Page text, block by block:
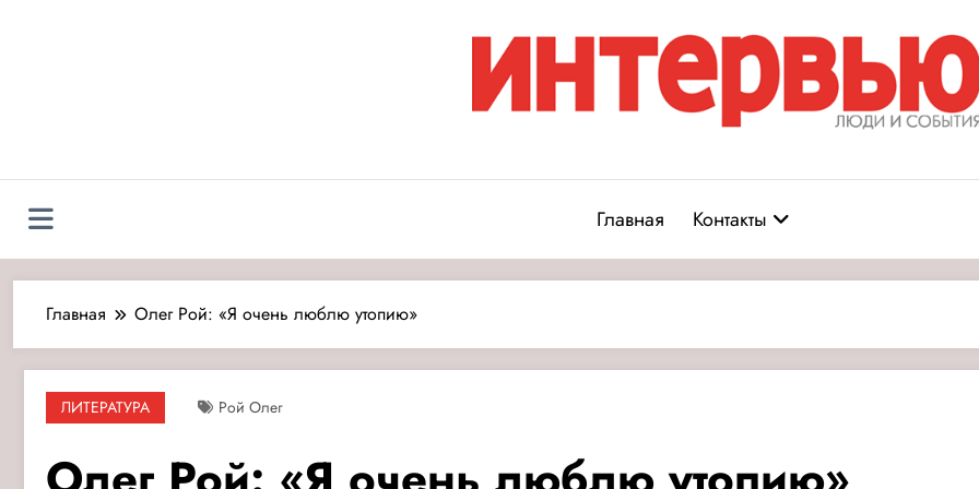
Журнал «Интервью: Люди и
Главная
Контакты
Главная Олег Рой: «Я очень люблю утопию»
ЛИТЕРАТУРА Рой Олег